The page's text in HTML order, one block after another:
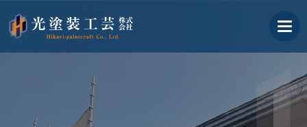
古河市の外壁塗装業者｜光